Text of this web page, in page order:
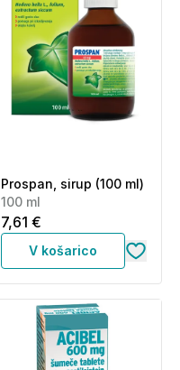
Prospan, sirup (100 ml)
100 ml
7,61 €
V košarico